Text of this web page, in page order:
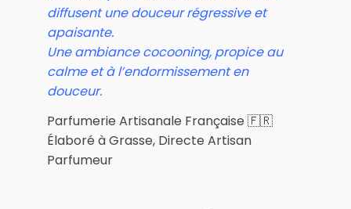
diffusent une douceur régressive et
apaisante.
Une ambiance cocooning, propice au
calme et à l’endormissement en
douceur.
Parfumerie Artisanale Française 🇫🇷
Élaboré à Grasse, Directe Artisan
Parfumeur